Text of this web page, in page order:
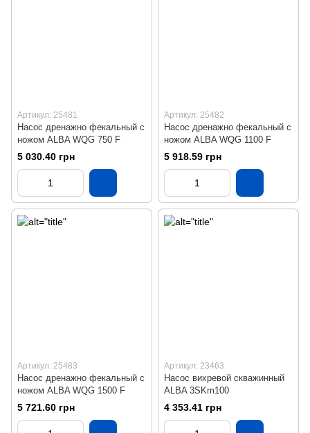
Артикул: 25481
Насос дренажно фекальный с
ножом ALBA WQG 750 F
5 030.40 грн
Артикул: 25482
Насос дренажно фекальный с
ножом ALBA WQG 1100 F
5 918.59 грн
Артикул: 25483
Насос дренажно фекальный с
ножом ALBA WQG 1500 F
5 721.60 грн
Артикул: 23463
Насос вихревой скважинный
ALBA 3SKm100
4 353.41 грн